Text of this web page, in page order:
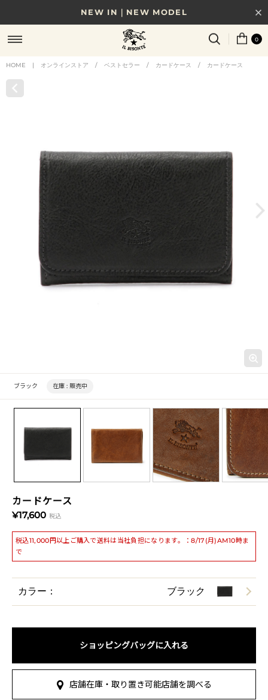
NEW IN｜NEW MODEL
8/17(月)10時まで｜税込11,000円以上で送料無料
贈る相手やシーンから選べる、新しいギフトガイド
0
HOME | オンラインストア / ベストセラー / カードケース / カードケース
カードケース
¥17,600 税込
税込11,000円以上ご購入で送料は当社負担になります。：8/17(月)AM10時ま
で
ブラック 在庫 : 販売中
カラー： ブラック
ショッピングバッグに入れる
店舗在庫・取り置き可能店舗を調べる